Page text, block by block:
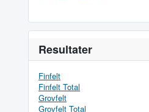
Resultater
Finfelt
Finfelt Total
Grovfelt
Grovfelt Total